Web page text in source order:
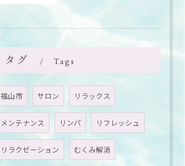
タグ Tags
福山市 サロン リラックス
メンテナンス リンパ リフレッシュ
リラクゼーション むくみ解消